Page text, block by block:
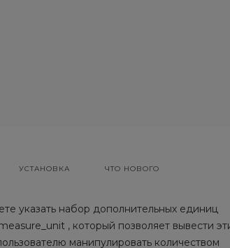
УСТАНОВКА ЧТО НОВОГО
указать набор дополнительных единиц
, который позволяет вывести
манипулировать количеством